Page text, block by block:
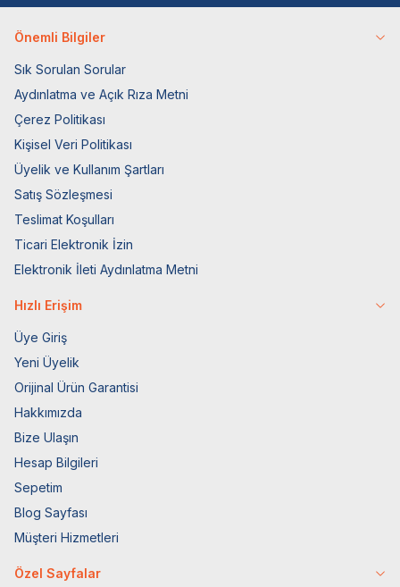
Önemli Bilgiler
Sık Sorulan Sorular
Aydınlatma ve Açık Rıza Metni
Çerez Politikası
Kişisel Veri Politikası
Üyelik ve Kullanım Şartları
Satış Sözleşmesi
Teslimat Koşulları
Ticari Elektronik İzin
Elektronik İleti Aydınlatma Metni
Hızlı Erişim
Üye Giriş
Yeni Üyelik
Orijinal Ürün Garantisi
Hakkımızda
Bize Ulaşın
Hesap Bilgileri
Sepetim
Blog Sayfası
Müşteri Hizmetleri
Özel Sayfalar